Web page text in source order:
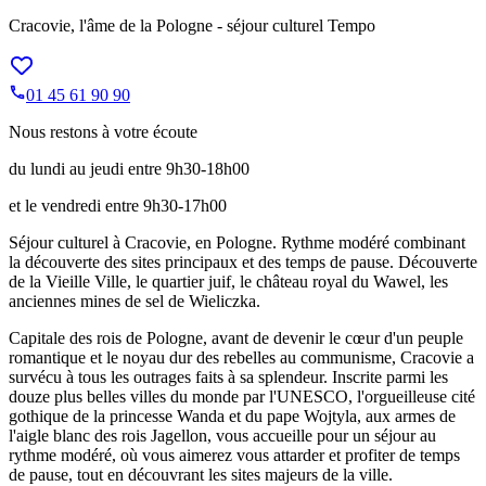
Cracovie, l'âme de la Pologne - séjour culturel Tempo
01 45 61 90 90
Nous restons à votre écoute
du lundi au jeudi entre 9h30-18h00
et le vendredi entre 9h30-17h00
Séjour culturel à Cracovie, en Pologne. Rythme modéré combinant
la découverte des sites principaux et des temps de pause. Découverte
de la Vieille Ville, le quartier juif, le château royal du Wawel, les
anciennes mines de sel de Wieliczka.
Capitale des rois de Pologne, avant de devenir le cœur d'un peuple
romantique et le noyau dur des rebelles au communisme, Cracovie a
survécu à tous les outrages faits à sa splendeur. Inscrite parmi les
douze plus belles villes du monde par l'UNESCO, l'orgueilleuse cité
gothique de la princesse Wanda et du pape Wojtyla, aux armes de
l'aigle blanc des rois Jagellon, vous accueille pour un séjour au
rythme modéré, où vous aimerez vous attarder et profiter de temps
de pause, tout en découvrant les sites majeurs de la ville.